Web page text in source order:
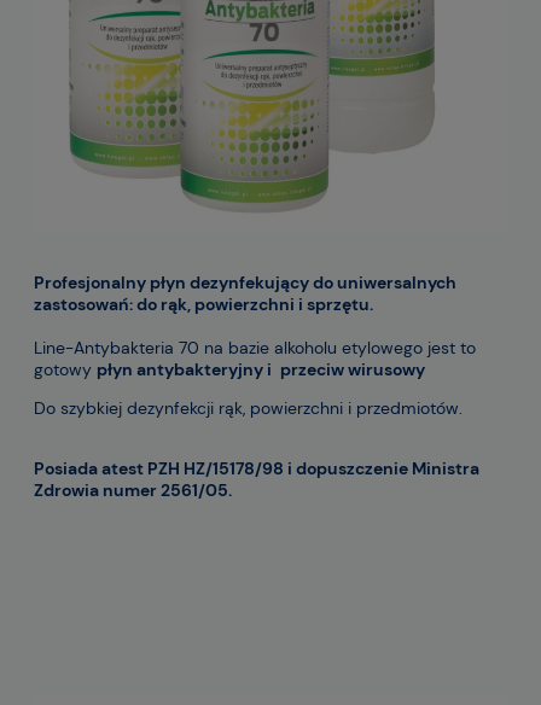
Profesjonalny płyn dezynfekujący do uniwersalnych
zastosowań: do rąk, powierzchni i sprzętu.
Line-Antybakteria 70 na bazie alkoholu etylowego jest to
gotowy płyn antybakteryjny i przeciw wirusowy
Do szybkiej dezynfekcji rąk, powierzchni i przedmiotów.
Posiada atest PZH HZ/15178/98 i dopuszczenie Ministra
Zdrowia numer 2561/05.